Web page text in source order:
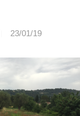
23/01/19